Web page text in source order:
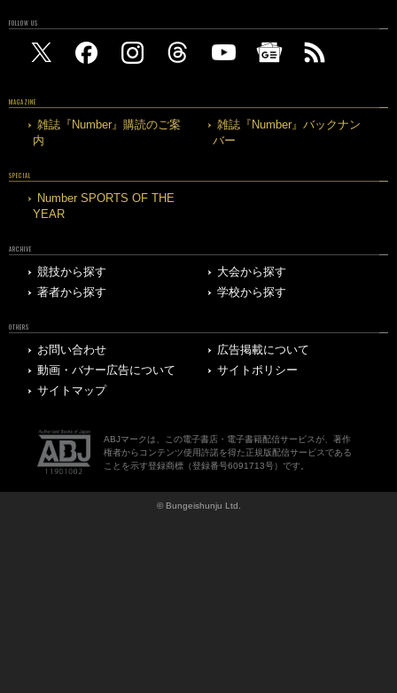
FOLLOW US
MAGAZINE
雑誌『Number』購読のご案
内
雑誌『Number』バックナン
バー
SPECIAL
Number SPORTS OF THE
YEAR
ARCHIVE
競技から探す
大会から探す
著者から探す
学校から探す
OTHERS
お問い合わせ
広告掲載について
動画・バナー広告について
サイトポリシー
サイトマップ
ABJマークは、この電子書店・電子書籍配信サービスが、著作
権者からコンテンツ使用許諾を得た正規版配信サービスである
ことを示す登録商標（登録番号6091713号）です。
© Bungeishunju Ltd.